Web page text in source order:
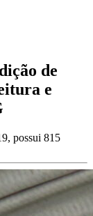
de
e
possui 815